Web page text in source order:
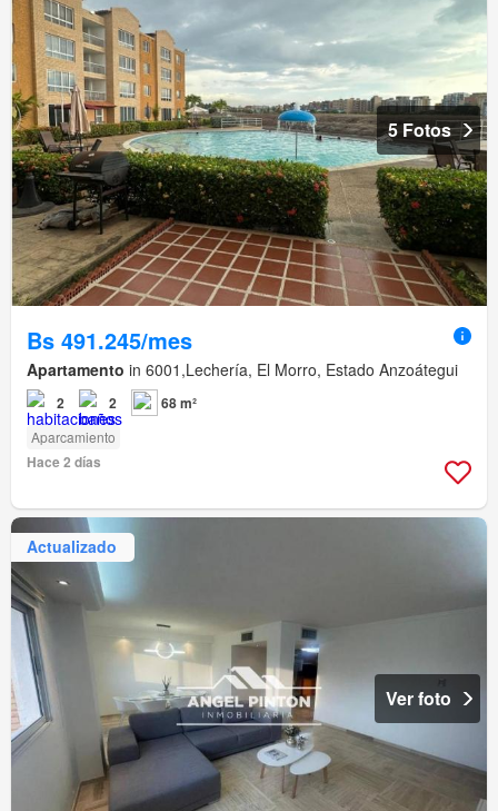
5 Fotos
Bs 491.245/mes
Apartamento in 6001,Lechería, El Morro, Estado Anzoátegui
2 2 68 m²
Aparcamiento
Hace 2 días
Actualizado
Ver foto